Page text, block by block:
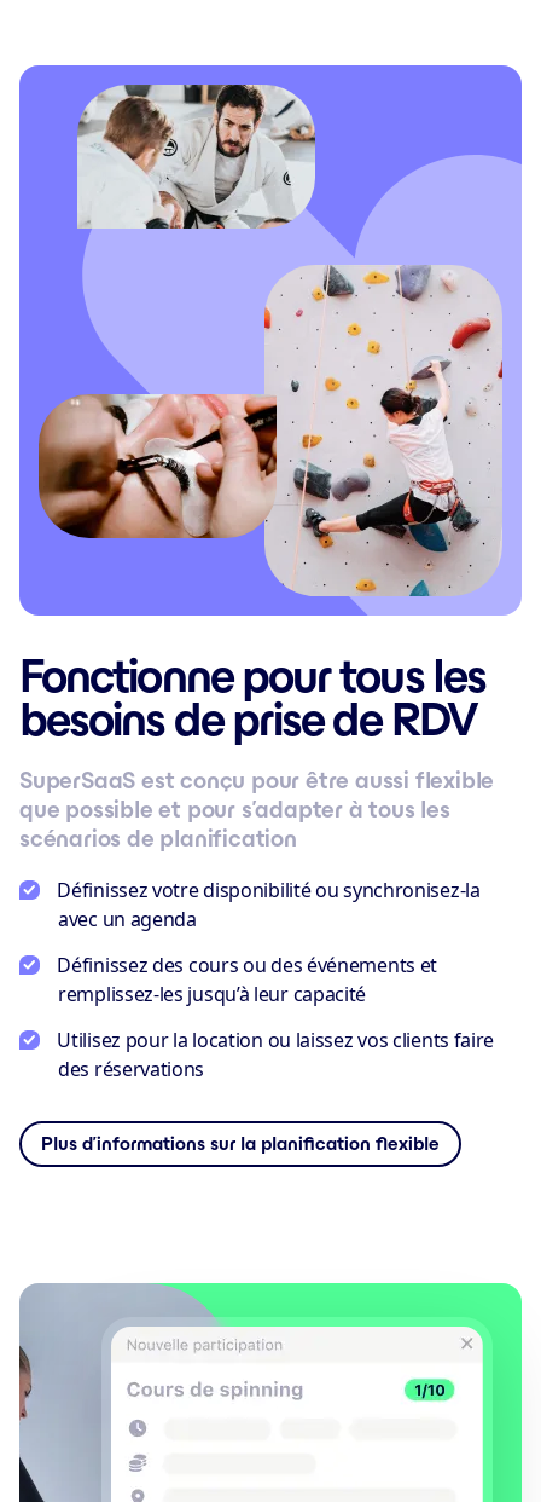
Fonctionne pour tous les
besoins de prise de RDV
SuperSaaS est conçu pour être aussi flexible
que possible et pour s’adapter à tous les
scénarios de planification
Définissez votre disponibilité ou synchronisez-la
avec un agenda
Définissez des cours ou des événements et
remplissez-les jusqu’à leur capacité
Utilisez pour la location ou laissez vos clients faire
des réservations
Plus d’informations sur la planification flexible